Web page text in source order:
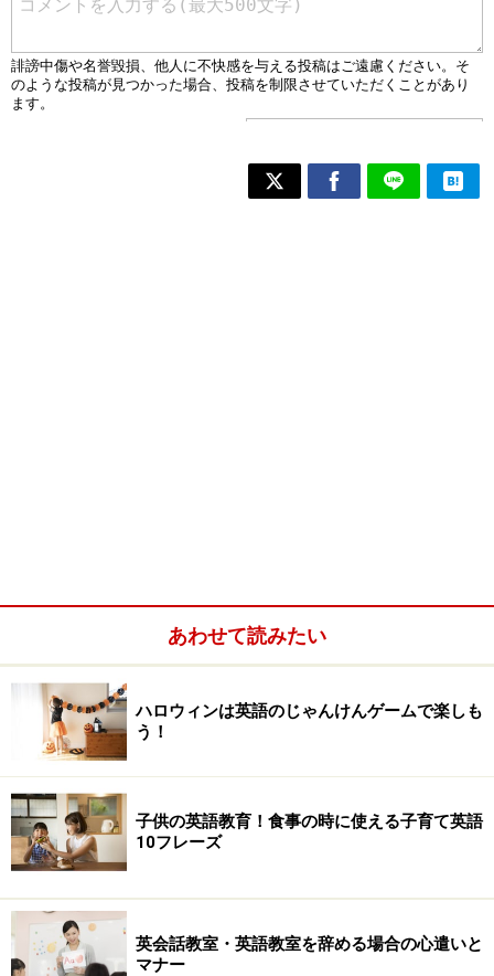
あわせて読みたい
ハロウィンは英語のじゃんけんゲームで楽しも
う！
子供の英語教育！食事の時に使える子育て英語
10フレーズ
英会話教室・英語教室を辞める場合の心遣いと
マナー